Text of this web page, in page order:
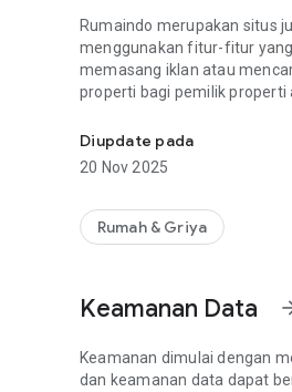
Rumaindo merupakan situs
menggunakan fitur-fitur
memasang iklan atau
properti bagi pemilik properti
Diupdate pada
20 Nov 2025
Rumah & Griya
Keamanan Data
Keamanan dimulai dengan
dan keamanan data dapat